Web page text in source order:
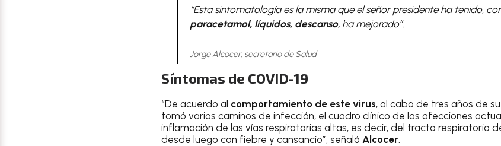
“Esta sintomatología es la misma que el señor presidente ha tenido,
paracetamol, líquidos, descanso, ha mejorado”.
Jorge Alcocer, secretario de Salud
Síntomas de COVID-19
“De acuerdo al comportamiento de este virus, al cabo de tres años de
tomó varios caminos de infección, el cuadro clínico de las afecciones
inflamación de las vías respiratorias altas, es decir, del tracto respiratorio
desde luego con fiebre y cansancio”, señaló Alcocer.